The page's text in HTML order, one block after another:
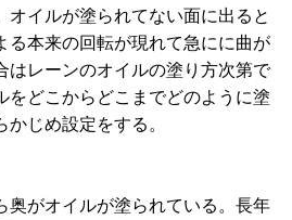
オイルが塗られてない面に出ると
る本来の回転が現れて急にに曲が
はレーンのオイルの塗り方次第で
をどこからどこまでどのように塗
じめ設定をする。
奥がオイルが塗られている。長年